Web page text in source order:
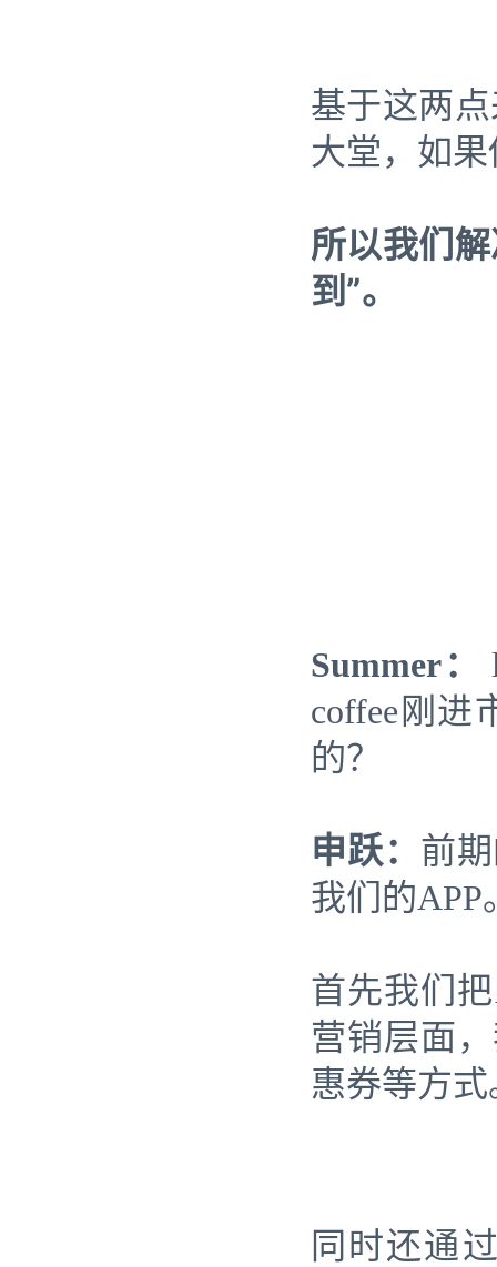
基于这两
大堂，如
所以我们
到”。
Summer：
coffee刚进
的？
申跃： 前
我们的APP
首先我们
营销层面
惠券等方式
同时还通